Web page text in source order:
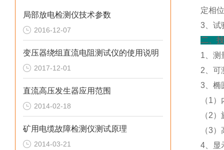
局部放电检测仪技术参数
2016-12-07
变压器绕组直流电阻测试仪的使用说明
2017-12-01
直流高压发生器应用范围
2014-02-18
矿用电缆故障检测仪测试原理
2014-03-21
定相
3、试
二、
1、测
2、可
3、椭
（1
（2
（3
4、显